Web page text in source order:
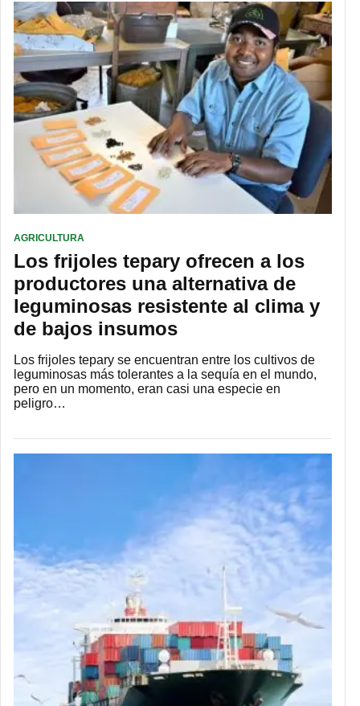
AGRICULTURA
Los frijoles tepary ofrecen a los
productores una alternativa de
leguminosas resistente al clima y
de bajos insumos
Los frijoles tepary se encuentran entre los cultivos de
leguminosas más tolerantes a la sequía en el mundo,
pero en un momento, eran casi una especie en
peligro…